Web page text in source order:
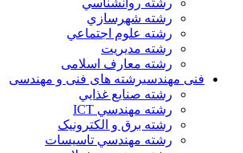
رشته روانشناسي
رشته شهرسازي
رشته علوم اجتماعي
رشته مديريت
رشته معارف اسلامی
فنی مهندسیرشته های فنی و مهندسی
رشته صنايع غذايي
رشته مهندسي ICT
رشته برق و الکترونيک
رشته مهندسي تاسيسات